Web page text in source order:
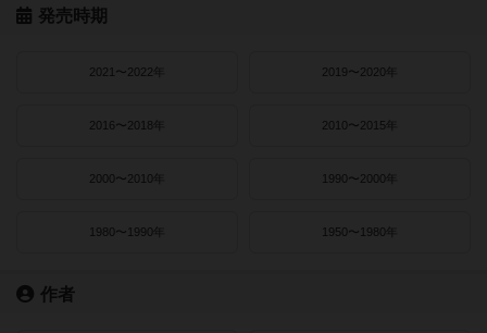
発売時期
2021〜2022年 2019〜2020年
2016〜2018年 2010〜2015年
2000〜2010年 1990〜2000年
1980〜1990年 1950〜1980年
作者